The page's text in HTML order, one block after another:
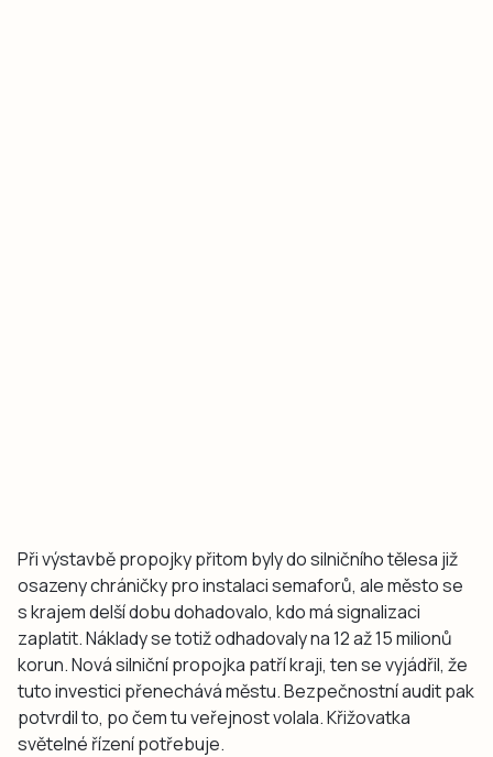
Při výstavbě propojky přitom byly do silničního tělesa již
osazeny chráničky pro instalaci semaforů, ale město se
s krajem delší dobu dohadovalo, kdo má signalizaci
zaplatit. Náklady se totiž odhadovaly na 12 až 15 milionů
korun. Nová silniční propojka patří kraji, ten se vyjádřil, že
tuto investici přenechává městu. Bezpečnostní audit pak
potvrdil to, po čem tu veřejnost volala. Křižovatka
světelné řízení potřebuje.